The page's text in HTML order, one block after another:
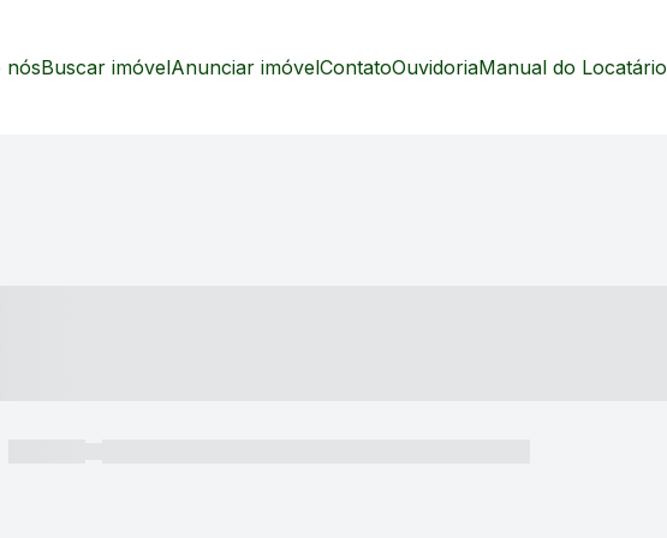
nósBuscar imóvelAnunciar imóvelContatoOuvidoriaManual do Locatário